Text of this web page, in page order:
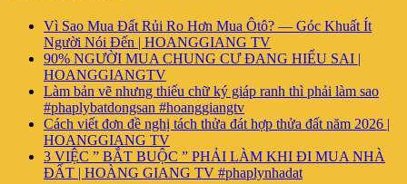
Vì Sao Mua Đất Rủi Ro Hơn Mua Ôtô? — Góc Khuất Ít
Người Nói Đến | HOANGGIANG TV
90% NGƯỜI MUA CHUNG CƯ ĐANG HIỂU SAI |
HOANGGIANGTV
Làm bản vẽ nhưng thiếu chữ ký giáp ranh thì phải làm sao
#phaplybatdongsan #hoanggiangtv
Cách viết đơn đề nghị tách thửa đát hợp thửa đất năm 2026 |
HOANGGIANG TV
3 VIỆC ” BẮT BUỘC ” PHẢI LÀM KHI ĐI MUA NHÀ
ĐẤT | HOÀNG GIANG TV #phaplynhadat